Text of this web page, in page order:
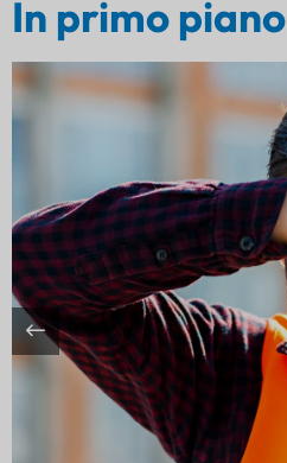
In primo piano